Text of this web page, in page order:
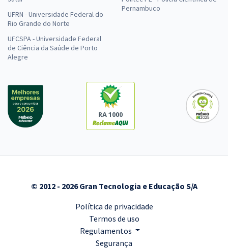
UFRN - Universidade Federal do
Rio Grande do Norte
UFCSPA - Universidade Federal
de Ciência da Saúde de Porto
Alegre
Pernambuco
RA 1000
© 2012 - 2026 Gran Tecnologia e Educação S/A
Política de privacidade
Termos de uso
Regulamentos
Segurança